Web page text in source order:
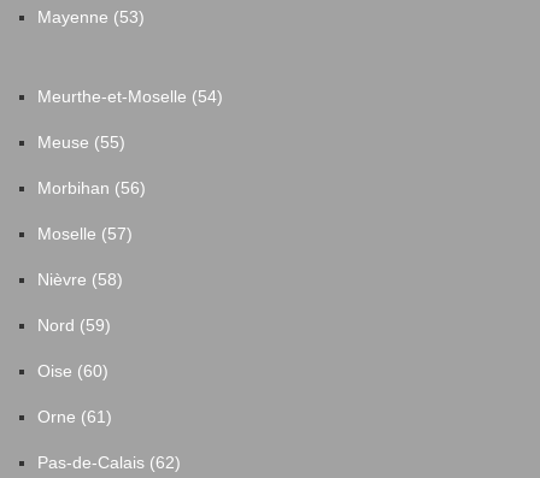
Mayenne (53)
Meurthe-et-Moselle (54)
Meuse (55)
Morbihan (56)
Moselle (57)
Nièvre (58)
Nord (59)
Oise (60)
Orne (61)
Pas-de-Calais (62)